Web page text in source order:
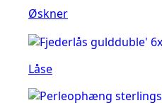
Øskner
Låse